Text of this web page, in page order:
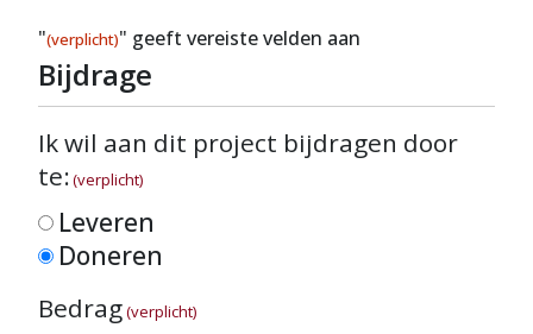
"(verplicht)" geeft vereiste velden aan
Bijdrage
Ik wil aan dit project bijdragen door
te:(verplicht)
Leveren
Doneren
Bedrag(verplicht)